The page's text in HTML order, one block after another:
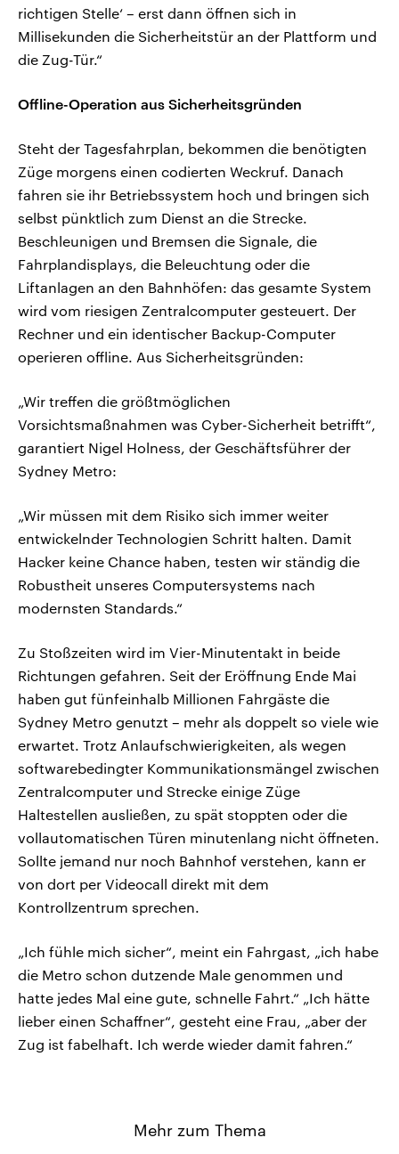
richtigen Stelle‘ – erst dann öffnen sich in
Millisekunden die Sicherheitstür an der Plattform und
die Zug-Tür.“
Offline-Operation aus Sicherheitsgründen
Steht der Tagesfahrplan, bekommen die benötigten
Züge morgens einen codierten Weckruf. Danach
fahren sie ihr Betriebssystem hoch und bringen sich
selbst pünktlich zum Dienst an die Strecke.
Beschleunigen und Bremsen die Signale, die
Fahrplandisplays, die Beleuchtung oder die
Liftanlagen an den Bahnhöfen: das gesamte System
wird vom riesigen Zentralcomputer gesteuert. Der
Rechner und ein identischer Backup-Computer
operieren offline. Aus Sicherheitsgründen:
„Wir treffen die größtmöglichen
Vorsichtsmaßnahmen was Cyber-Sicherheit betrifft“,
garantiert Nigel Holness, der Geschäftsführer der
Sydney Metro:
„Wir müssen mit dem Risiko sich immer weiter
entwickelnder Technologien Schritt halten. Damit
Hacker keine Chance haben, testen wir ständig die
Robustheit unseres Computersystems nach
modernsten Standards.“
Zu Stoßzeiten wird im Vier-Minutentakt in beide
Richtungen gefahren. Seit der Eröffnung Ende Mai
haben gut fünfeinhalb Millionen Fahrgäste die
Sydney Metro genutzt – mehr als doppelt so viele wie
erwartet. Trotz Anlaufschwierigkeiten, als wegen
softwarebedingter Kommunikationsmängel zwischen
Zentralcomputer und Strecke einige Züge
Haltestellen ausließen, zu spät stoppten oder die
vollautomatischen Türen minutenlang nicht öffneten.
Sollte jemand nur noch Bahnhof verstehen, kann er
von dort per Videocall direkt mit dem
Kontrollzentrum sprechen.
„Ich fühle mich sicher“, meint ein Fahrgast, „ich habe
die Metro schon dutzende Male genommen und
hatte jedes Mal eine gute, schnelle Fahrt.“ „Ich hätte
lieber einen Schaffner“, gesteht eine Frau, „aber der
Zug ist fabelhaft. Ich werde wieder damit fahren.“
Mehr zum Thema